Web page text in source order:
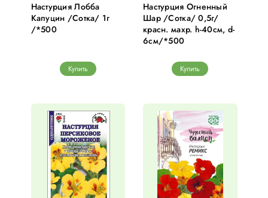
Настурция Лобба
Капуцин /Сотка/ 1г
/*500
Купить
Настурция Огненный
Шар /Сотка/ 0,5г/
красн. махр. h-40см, d-
6см/*500
Купить